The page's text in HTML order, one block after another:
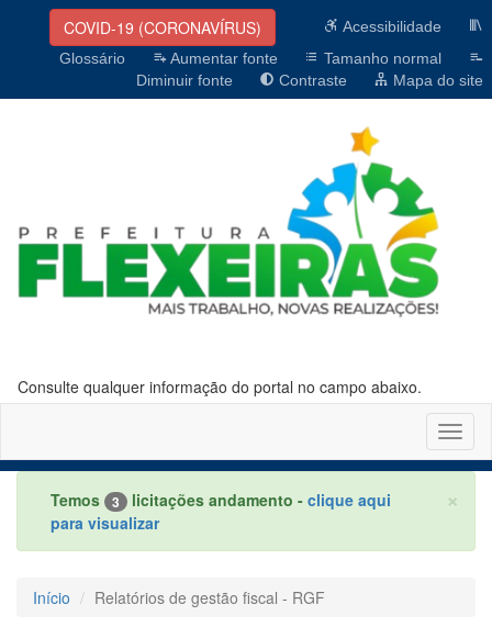
COVID-19 (CORONAVÍRUS)
Acessibilidade
Glossário
Aumentar fonte
Tamanho normal
Diminuir fonte
Contraste Mapa do site
Consulte qualquer informação do portal no campo abaixo.
×
Temos 3 licitações andamento - clique aqui
para visualizar
Início Relatórios de gestão fiscal - RGF